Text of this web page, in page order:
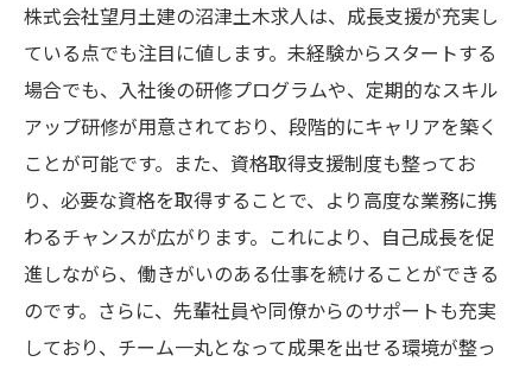
株式会社望月土建の沼津土木求人は、成長支援が充実し
ている点でも注目に値します。未経験からスタートする
場合でも、入社後の研修プログラムや、定期的なスキル
アップ研修が用意されており、段階的にキャリアを築く
ことが可能です。また、資格取得支援制度も整ってお
り、必要な資格を取得することで、より高度な業務に携
わるチャンスが広がります。これにより、自己成長を促
進しながら、働きがいのある仕事を続けることができる
のです。さらに、先輩社員や同僚からのサポートも充実
しており、チーム一丸となって成果を出せる環境が整っ